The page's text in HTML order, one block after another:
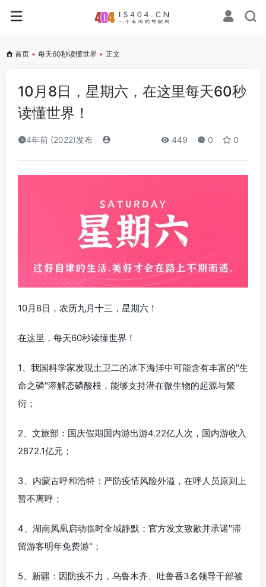
首页 • 每天60秒读懂世界 • 正文
10月8日，星期六，在这里每天60秒
读懂世界！
4年前 (2022)发布 449 0 0
10月8日，农历九月十三，星期六！
在这里，每天60秒读懂世界！
1、我国科学家发现土卫二的冰下海洋中可能含有丰富的"生
命之磷"溶解态磷酸根，能够支持潜在微生物的起源与繁
衍；
2、文旅部：国庆假期国内游出游4.22亿人次，国内游收入
2872.1亿元；
3、内蒙古呼和浩特：严防疫情风险外溢，在呼人员原则上
暂不离呼；
4、湖南凤凰启动临时全域静默：官方发文致歉并承诺"滞
留游客明年免费游"；
5、新疆：因防疫不力，乌鲁木齐、吐鲁番3名领导干部被